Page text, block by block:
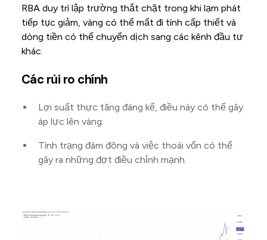
RBA duy trì lập trường thắt chặt trong khi lạm phát
tiếp tục giảm, vàng có thể mất đi tính cấp thiết và
dòng tiền có thể chuyển dịch sang các kênh đầu tư
khác.
Các rủi ro chính
Lợi suất thực tăng đáng kể, điều này có thể gây
áp lực lên vàng.
Tình trạng đám đông và việc thoái vốn có thể
gây ra những đợt điều chỉnh mạnh.